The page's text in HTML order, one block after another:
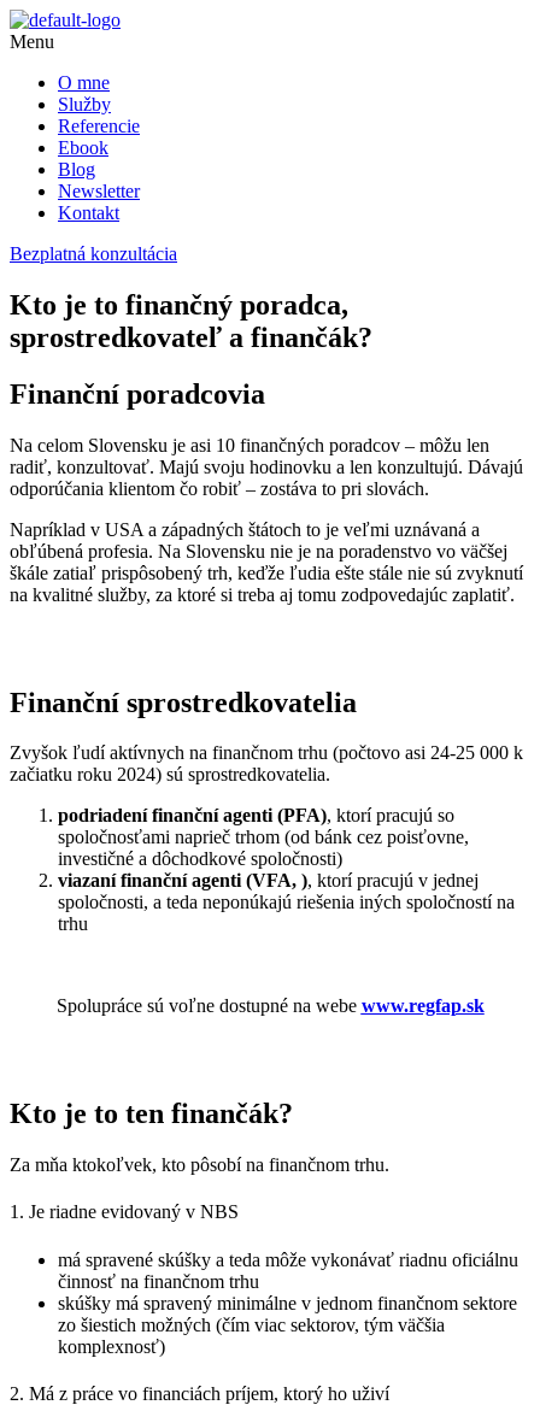
Menu
O mne
Služby
Referencie
Ebook
Blog
Newsletter
Kontakt
Bezplatná konzultácia
Kto je to finančný poradca,
sprostredkovateľ a finančák?
Finanční poradcovia
Na celom Slovensku je asi 10 finančných poradcov – môžu len
radiť, konzultovať. Majú svoju hodinovku a len konzultujú. Dávajú
odporúčania klientom čo robiť – zostáva to pri slovách.
Napríklad v USA a západných štátoch to je veľmi uznávaná a
obľúbená profesia. Na Slovensku nie je na poradenstvo vo väčšej
škále zatiaľ prispôsobený trh, keďže ľudia ešte stále nie sú zvyknutí
na kvalitné služby, za ktoré si treba aj tomu zodpovedajúc zaplatiť.
Finanční sprostredkovatelia
Zvyšok ľudí aktívnych na finančnom trhu (počtovo asi 24-25 000 k
začiatku roku 2024) sú sprostredkovatelia.
podriadení finanční agenti (PFA), ktorí pracujú so
spoločnosťami naprieč trhom (od bánk cez poisťovne,
investičné a dôchodkové spoločnosti)
viazaní finanční agenti (VFA, ), ktorí pracujú v jednej
spoločnosti, a teda neponúkajú riešenia iných spoločností na
trhu
Spolupráce sú voľne dostupné na webe www.regfap.sk
Kto je to ten finančák?
Za mňa ktokoľvek, kto pôsobí na finančnom trhu.
1. Je riadne evidovaný v NBS
má spravené skúšky a teda môže vykonávať riadnu oficiálnu
činnosť na finančnom trhu
skúšky má spravený minimálne v jednom finančnom sektore
zo šiestich možných (čím viac sektorov, tým väčšia
komplexnosť)
2. Má z práce vo financiách príjem, ktorý ho uživí